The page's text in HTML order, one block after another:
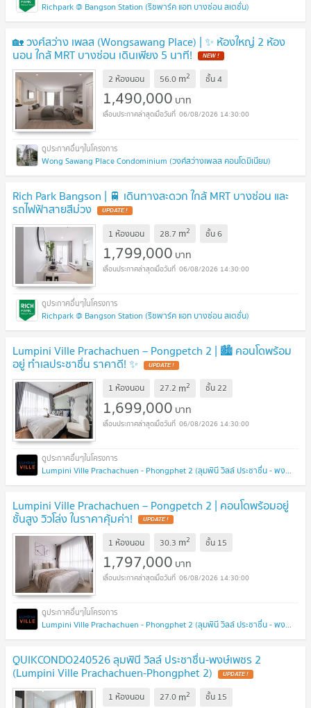
Richpark @ Bangson Station (ริชพาร์ค แอท บางซ่อน สเตชั่น)
🏡 วงศ์สว่าง เพลส (Wongsawang Place) | ✨ ห้องใหญ่ 2 ห้อง
นอน ใกล้ MRT บางซ่อน เดินเพียง 5 นาที!
2 ห้องนอน 56.0 m2 ชั้น4
1,490,000 บาท
06/08/2026 14:30:00
Wong Sawang Place Condominium (วงศ์สว่างเพลส คอนโดมิเนียม)
Rich Park Bangson | 🚆 เดินทางสะดวก ใกล้ MRT บางซ่อน และ
รถไฟฟ้าสายสีม่วง
1 ห้องนอน 28.7 m2 ชั้น6
1,799,000 บาท
06/08/2026 14:30:00
Richpark @ Bangson Station (ริชพาร์ค แอท บางซ่อน สเตชั่น)
Lumpini Ville Prachachuen – Pongpetch 2 | 🏙️ คอนโดพร้อม
อยู่ ทำเลประชาชื่น ราคาดี! ✨
1 ห้องนอน 27.2 m2 ชั้น22
1,699,000 บาท
06/08/2026 14:30:00
Lumpini Ville Prachachuen - Phongphet 2 (ลุมพินี วิลล์ ประชาชื่น - พงษ์เพชร 2)
Lumpini Ville Prachachuen – Pongpetch 2 | คอนโดพร้อมอยู่
ชั้นสูง วิวโล่ง ในราคาคุ้มค่า!
1 ห้องนอน 30.3 m2 ชั้น 15
1,797,000 บาท
06/08/2026 14:30:00
Lumpini Ville Prachachuen - Phongphet 2 (ลุมพินี วิลล์ ประชาชื่น - พงษ์เพชร 2)
QUIKCONDO240526 ลุมพินี วิลล์ ประชาชื่น-พงษ์เพชร 2
(Lumpini Ville Prachachuen-Phongphet 2)
1 ห้องนอน 27.0 m2 ชั้น 15